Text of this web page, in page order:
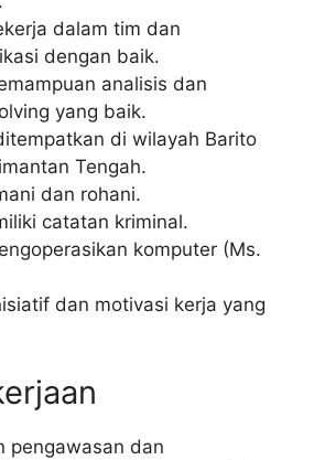
dalam tim dan
dengan baik.
analisis dan
yang baik.
di wilayah Barito
Tengah.
dan rohani.
catatan kriminal.
komputer (Ms.
dan motivasi kerja yang
pengawasan dan